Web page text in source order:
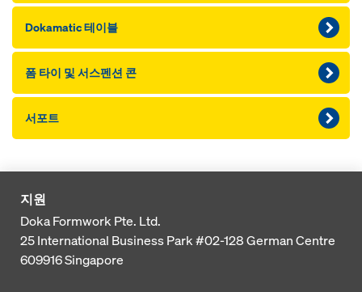
Dokamatic 테이블
폼 타이 및 서스펜션 콘
서포트
지원
Doka Formwork Pte. Ltd.
25 International Business Park#02-128 German Centre
609916Singapore